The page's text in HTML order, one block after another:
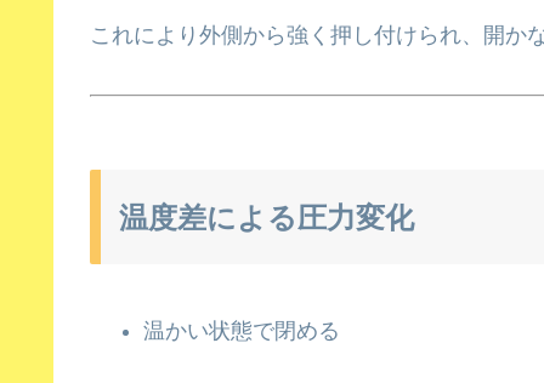
これにより外側から強く押し付けられ、開か
温度差による圧力変化
温かい状態で閉める